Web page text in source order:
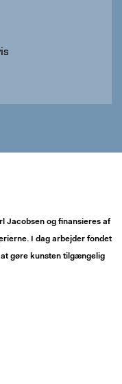
Jacobsen og finansieres af
I dag arbejder fondet
gøre kunsten tilgængelig